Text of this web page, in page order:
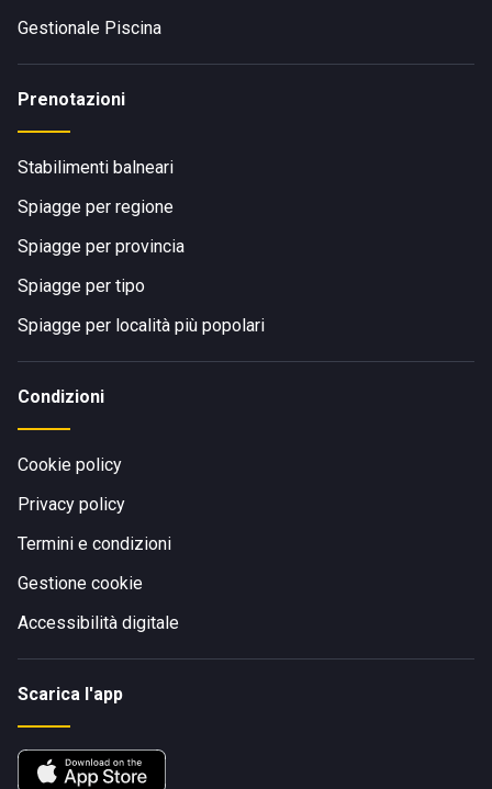
Gestionale Piscina
Prenotazioni
Stabilimenti balneari
Spiagge per regione
Spiagge per provincia
Spiagge per tipo
Spiagge per località più popolari
Condizioni
Cookie policy
Privacy policy
Termini e condizioni
Gestione cookie
Accessibilità digitale
Scarica l'app